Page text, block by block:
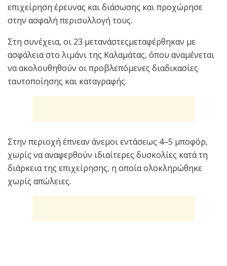
επιχείρηση έρευνας και διάσωσης και προχώρησε
στην ασφαλή περισυλλογή τους.
Στη συνέχεια, οι 23 μετανάστεςμεταφέρθηκαν με
ασφάλεια στο λιμάνι της Καλαμάτας, όπου αναμένεται
να ακολουθηθούν οι προβλεπόμενες διαδικασίες
ταυτοποίησης και καταγραφής.
Στην περιοχή έπνεαν άνεμοι εντάσεως 4–5 μποφόρ,
χωρίς να αναφερθούν ιδιαίτερες δυσκολίες κατά τη
διάρκεια της επιχείρησης, η οποία ολοκληρώθηκε
χωρίς απώλειες.